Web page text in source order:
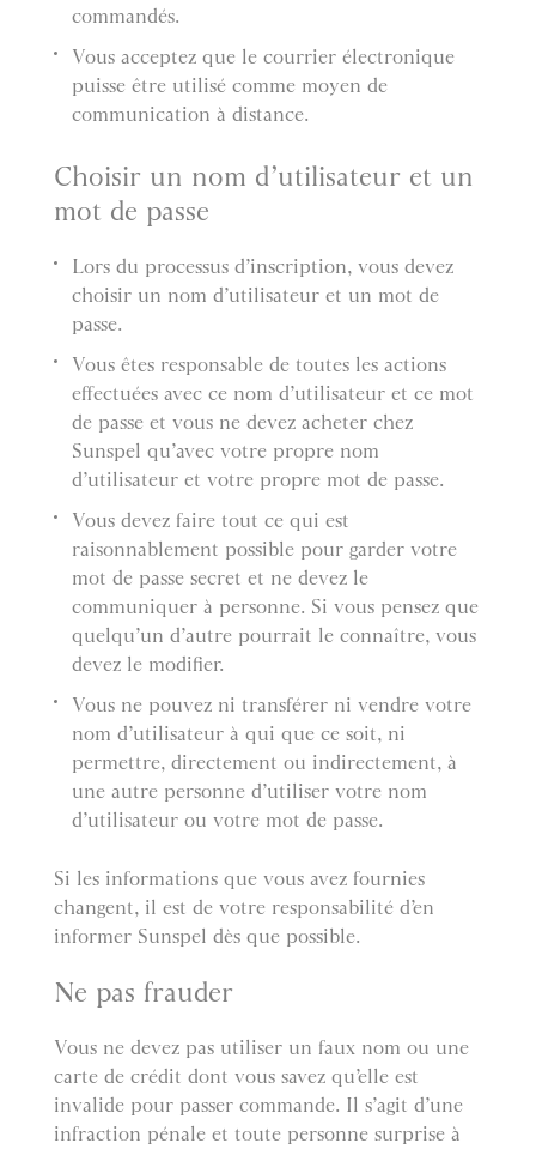
commandés.
Vous acceptez que le courrier électronique
puisse être utilisé comme moyen de
communication à distance.
Choisir un nom d’utilisateur et un
mot de passe
Lors du processus d’inscription, vous devez
choisir un nom d’utilisateur et un mot de
passe.
Vous êtes responsable de toutes les actions
effectuées avec ce nom d’utilisateur et ce mot
de passe et vous ne devez acheter chez
Sunspel qu’avec votre propre nom
d’utilisateur et votre propre mot de passe.
Vous devez faire tout ce qui est
raisonnablement possible pour garder votre
mot de passe secret et ne devez le
communiquer à personne. Si vous pensez que
quelqu’un d’autre pourrait le connaître, vous
devez le modifier.
Vous ne pouvez ni transférer ni vendre votre
nom d’utilisateur à qui que ce soit, ni
permettre, directement ou indirectement, à
une autre personne d’utiliser votre nom
d’utilisateur ou votre mot de passe.
Si les informations que vous avez fournies
changent, il est de votre responsabilité d’en
informer Sunspel dès que possible.
Ne pas frauder
Vous ne devez pas utiliser un faux nom ou une
carte de crédit dont vous savez qu’elle est
invalide pour passer commande. Il s’agit d’une
infraction pénale et toute personne surprise à